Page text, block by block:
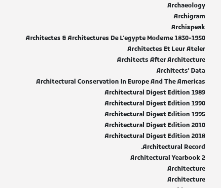
Archaeology
Archigram
Archispeak
Architectes & Architectures De L'egypte Moderne 1830-1950
Architectes Et Leur Ateler
Architects After Architecture
Architects' Data
Architectural Conservation In Europe And The Americas
Architectural Digest Edition 1989
Architectural Digest Edition 1990
Architectural Digest Edition 1995
Architectural Digest Edition 2010
Architectural Digest Edition 2018
Architectural Record.
Architectural Yearbook 2
Architecture
Architecture